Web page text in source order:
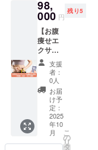
だけま
す（詳
細は後
日ご案
内）。
・リア
ルタイ
ム参加
が難し
い方に
はアー
カイブ
視聴を
ご案内
予定
法： ・
紙書籍
は国内
郵送に
てお届
け ・読
書会は
Zoomで
実施
（60
分） 注
意事
項： ・
開催日
程は2日
起業を
目指す
方、す
でに活
動中で
次のス
テップ
に進み
たい
方、ど
ちらも
歓迎で
す。得
意や想
いをカ
タチに
めの、
じっく
り伴走
型セッ
ショ
ン。ダ
イエッ
トビジ
ネスで
年商8桁
を叶え
ている
山本が3
回にわ
たり、
あなた
98,
000 円
残り5
【お腹
痩せエ
クササ
イズ講
師認定
講座（3
時間×3
回）＋
電子書
籍】 山
本が直
接指導
する、
支援
者：
0人
お届
け予
定：
2025
年10
月
こ
の
リ
タ